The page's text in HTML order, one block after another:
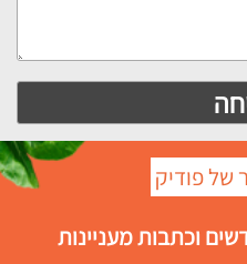
של פודיק
וכתבות מעניינות